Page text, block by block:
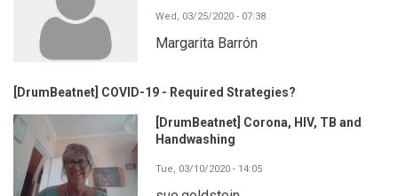
Wed, 03/25/2020 - 07:38
Margarita Barrón
[DrumBeatnet] COVID-19 - Required Strategies?
[DrumBeatnet] Corona, HIV, TB and
Handwashing
Tue, 03/10/2020 - 14:05